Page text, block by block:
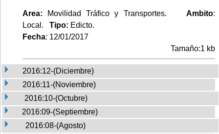
Area: Movilidad Tráfico y Transportes. Ambito:
Local. Tipo: Edicto.
Fecha: 12/01/2017
Tamaño:1 kb
2016:12-(Diciembre)
2016:11-(Noviembre)
2016:10-(Octubre)
2016:09-(Septiembre)
2016:08-(Agosto)